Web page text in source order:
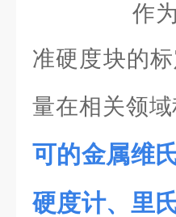
作为《
准硬度块的
量在相关领
可的金属维
硬度计、里